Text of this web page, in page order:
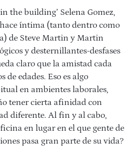
the building’ Selena Gomez,
íntima (tanto dentro como
de Steve Martin y Martin
y desternillantes-desfases
claro que la amistad cada
de edades. Eso es algo
en ambientes laborales,
tener cierta afinidad con
diferente. Al fin y al cabo,
en lugar en el que gente de
pasa gran parte de su vida?